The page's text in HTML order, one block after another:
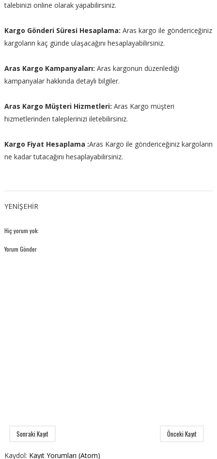
talebinizi online olarak yapabilirsiniz.
Kargo Gönderi Süresi Hesaplama: Aras kargo ile göndericeğiniz
kargoların kaç günde ulaşacağını hesaplayabilirsiniz.
Aras Kargo Kampanyaları: Aras kargonun düzenlediği
kampanyalar hakkında detaylı bilgiler.
Aras Kargo Müşteri Hizmetleri: Aras Kargo müşteri
hizmetlerinden taleplerinizi iletebilirsiniz.
Kargo Fiyat Hesaplama :Aras Kargo ile göndericeğiniz kargoların
ne kadar tutacağını hesaplayabilirsiniz.
YENİŞEHİR
Hiç yorum yok:
Yorum Gönder
Sonraki Kayıt Önceki Kayıt
Kaydol: Kayıt Yorumları (Atom)